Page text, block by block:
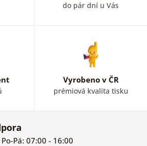
do pár dní u Vás
Vyrobeno v ČR
prémiová kvalita tisku
Pá: 07:00 - 16:00